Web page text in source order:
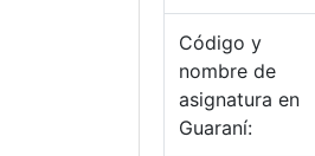
Código y
nombre de
asignatura en
Guaraní: